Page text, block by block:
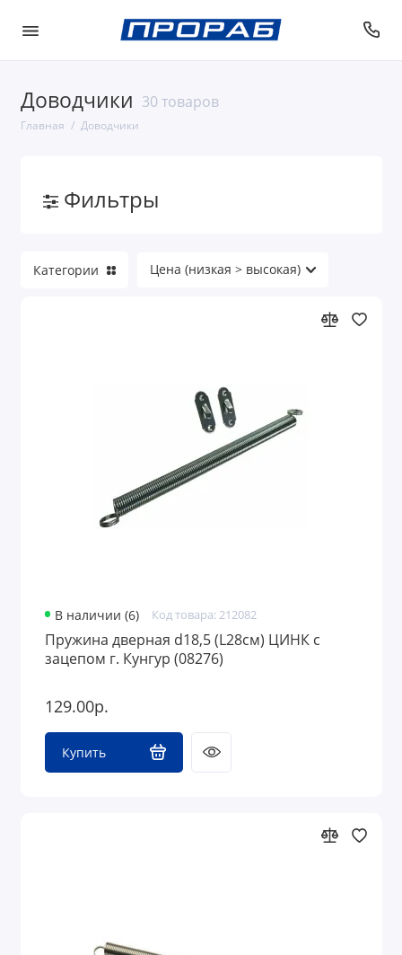
Доводчики 30 товаров
Главная Доводчики
Фильтры
Категории
В наличии (6) Код товара: 212082
Пружина дверная d18,5 (L28см) ЦИНК с
зацепом г. Кунгур (08276)
129.00р.
Купить